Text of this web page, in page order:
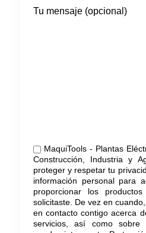
Tu mensaje (opcional)
MaquiTools - Plantas
Construcción, Industria y
proteger y respetar tu
información personal para
proporcionar los
solicitaste. De vez en
en contacto contigo acerca
servicios, así como sobre